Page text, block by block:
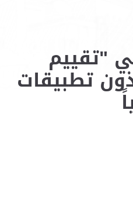
"تقييم
تطبيقات